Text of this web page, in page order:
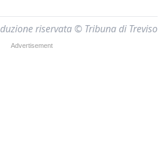
riservata © Tribuna di Treviso